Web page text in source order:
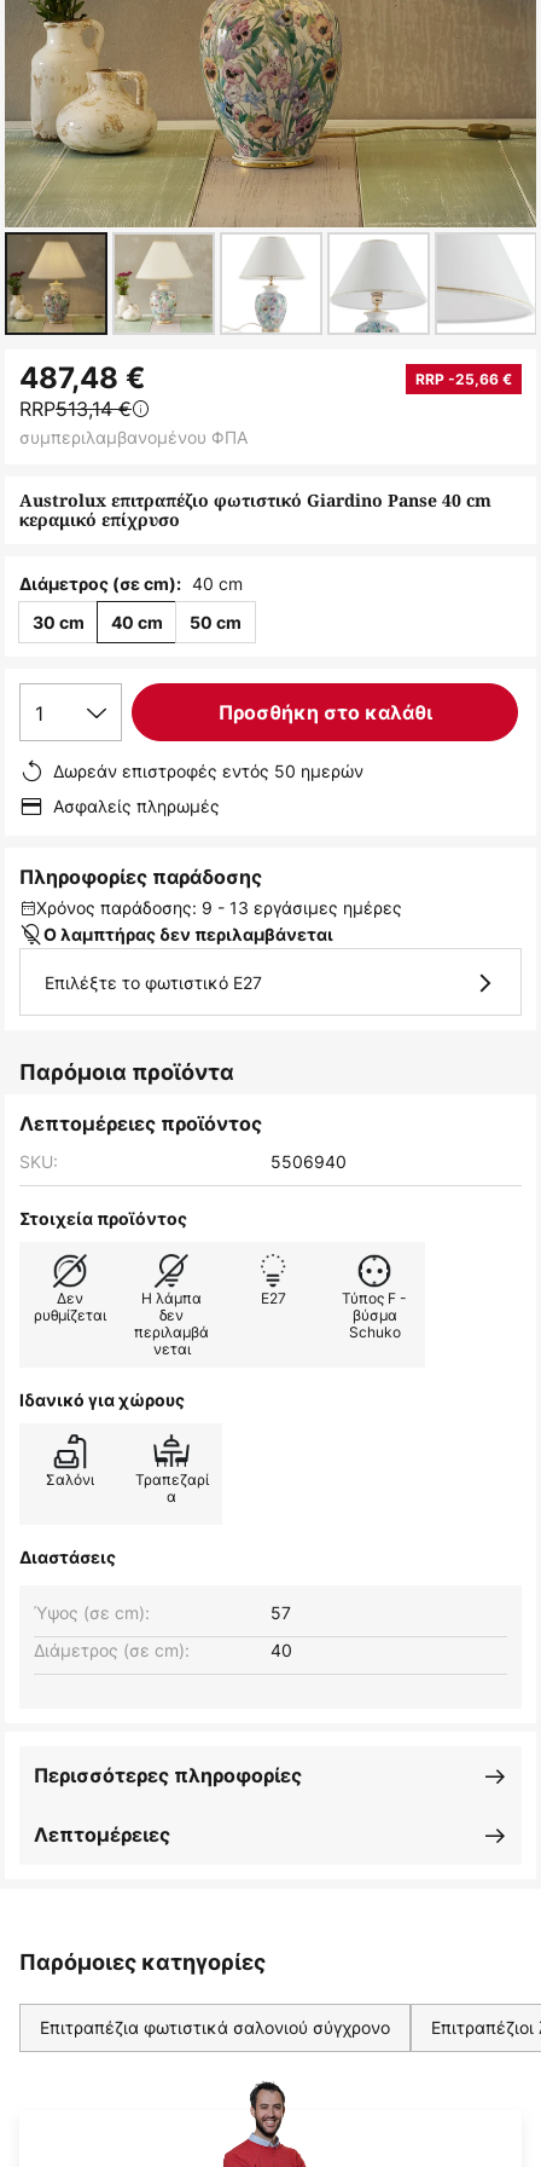
στην
αρχή
της
εικόνων
Austrolux επιτραπέζιο φωτιστικό Giardino Panse 40 cm
κεραμικό επίχρυσο
487,48 € RRP -25,66 €
RRP513,14 €
συμπεριλαμβανομένου ΦΠΑ
Διάμετρος (σε cm): 40 cm
30 cm 40 cm 50 cm
1 Προσθήκη στο καλάθι
Δωρεάν επιστροφές εντός 50 ημερών
Ασφαλείς πληρωμές
Πληροφορίες παράδοσης
Χρόνος παράδοσης: 9 - 13 εργάσιμες ημέρες
Ο λαμπτήρας δεν περιλαμβάνεται
Επιλέξτε το φωτιστικό E27
Παρόμοια προϊόντα
Λεπτομέρειες προϊόντος
SKU: 5506940
Στοιχεία προϊόντος
Δεν
ρυθμίζεται
Η λάμπα
δεν
περιλαμβά
νεται
E27
Τύπος F -
βύσμα
Schuko
Ιδανικό για χώρους
Σαλόνι
Τραπεζαρί
α
Διαστάσεις
Ύψος (σε cm):
57
Διάμετρος (σε cm):
40
Λεπτομέρειες
Περισσότερες πληροφορίες
Παρόμοιες κατηγορίες
Επιτραπέζια φωτιστικά σαλονιού σύγχρονο